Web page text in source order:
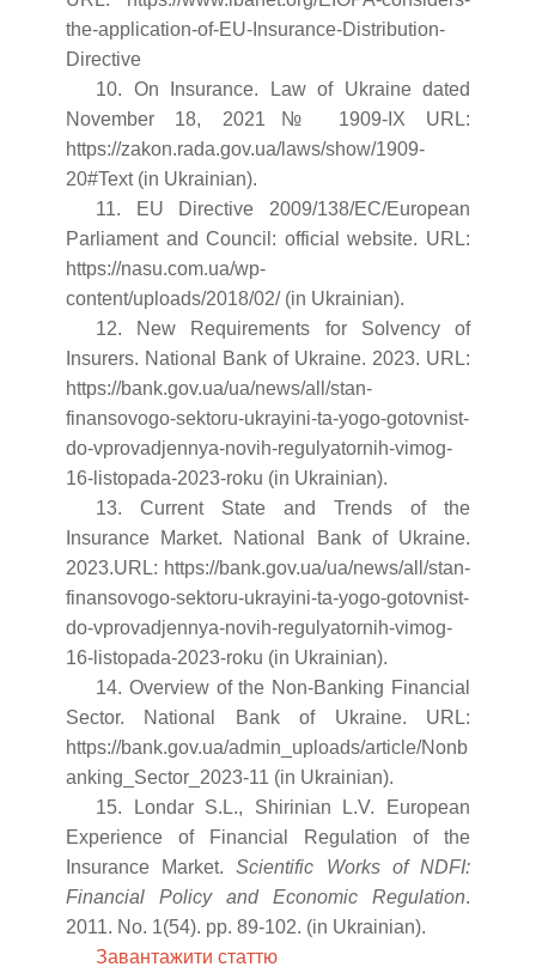
the-application-of-EU-Insurance-Distribution-
Directive
10. On Insurance. Law of Ukraine dated
November 18, 2021№ 1909-ІХ URL:
https://zakon.rada.gov.ua/laws/show/1909-
20#Text (in Ukrainian).
11. EU Directive 2009/138/EC/European
Parliament and Council: official website. URL:
https://nasu.com.ua/wp-
content/uploads/2018/02/ (in Ukrainian).
12. New Requirements for Solvency of
Insurers. National Bank of Ukraine. 2023. URL:
https://bank.gov.ua/ua/news/all/stan-
finansovogo-sektoru-ukrayini-ta-yogo-gotovnist-
do-vprovadjennya-novih-regulyatornih-vimog-
16-listopada-2023-roku (in Ukrainian).
13. Current State and Trends of the
Insurance Market. National Bank of Ukraine.
2023.URL: https://bank.gov.ua/ua/news/all/stan-
finansovogo-sektoru-ukrayini-ta-yogo-gotovnist-
do-vprovadjennya-novih-regulyatornih-vimog-
16-listopada-2023-roku (in Ukrainian).
14. Overview of the Non-Banking Financial
Sector. National Bank of Ukraine. URL:
https://bank.gov.ua/admin_uploads/article/Nonb
anking_Sector_2023-11 (in Ukrainian).
15. Londar S.L., Shirinian L.V. European
Experience of Financial Regulation of the
Insurance Market.Scientific Works of NDFI:
Financial Policy and Economic Regulation.
2011. No. 1(54). pp. 89-102. (in Ukrainian).
Завантажити статтю